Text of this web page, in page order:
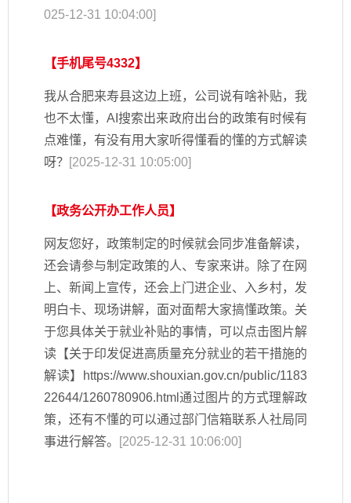
025-12-31 10:04:00]
【手机尾号4332】
我从合肥来寿县这边上班，公司说有啥补贴，我
也不太懂，AI搜索出来政府出台的政策有时候有
点难懂，有没有用大家听得懂看的懂的方式解读
呀？ [2025-12-31 10:05:00]
【政务公开办工作人员】
网友您好，政策制定的时候就会同步准备解读，
还会请参与制定政策的人、专家来讲。除了在网
上、新闻上宣传，还会上门进企业、入乡村，发
明白卡、现场讲解，面对面帮大家搞懂政策。关
于您具体关于就业补贴的事情，可以点击图片解
读【关于印发促进高质量充分就业的若干措施的
解读】https://www.shouxian.gov.cn/public/1183
22644/1260780906.html通过图片的方式理解政
策，还有不懂的可以通过部门信箱联系人社局同
事进行解答。
[2025-12-31 10:06:00]